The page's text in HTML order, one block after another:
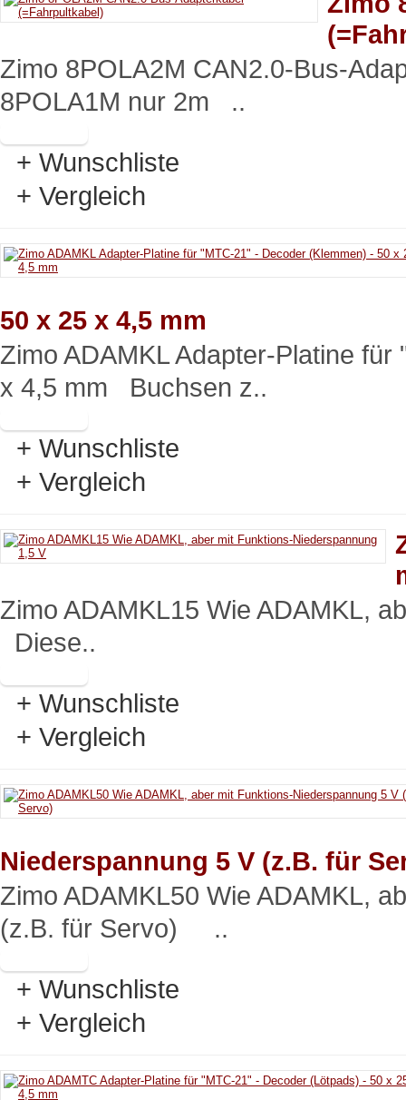
Zimo 8POLA2M CAN2.0-Bus-
8POLA1M nur 2m ..
+ Wunschliste
+ Vergleich
50 x 25 x 4,5 mm
Zimo ADAMKL Adapter-Platine
x 4,5 mm Buchsen z..
+ Wunschliste
+ Vergleich
Zimo ADAMKL15 Wie ADAMKL,
Diese..
+ Wunschliste
+ Vergleich
Niederspannung 5 V (z.B. für
Zimo ADAMKL50 Wie ADAMKL,
(z.B. für Servo) ..
+ Wunschliste
+ Vergleich